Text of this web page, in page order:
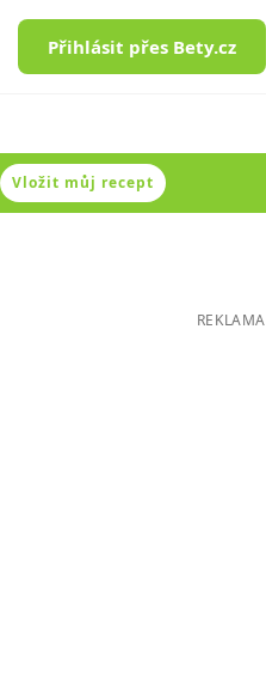
Přihlásit přes Bety.cz
Vložit můj recept
REKLAMA